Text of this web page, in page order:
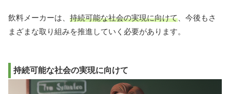
飲料メーカーは、 持続可能な社会の実現に向けて 、今後もさ
まざまな取り組みを推進していく必要があります。
持続可能な社会の実現に向けて